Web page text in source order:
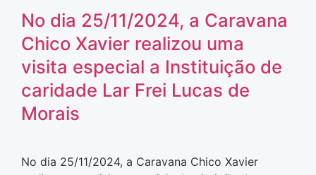
No dia 25/11/2024, a Caravana
Chico Xavier realizou uma
visita especial a Instituição de
caridade Lar Frei Lucas de
Morais
No dia 25/11/2024, a Caravana Chico Xavier